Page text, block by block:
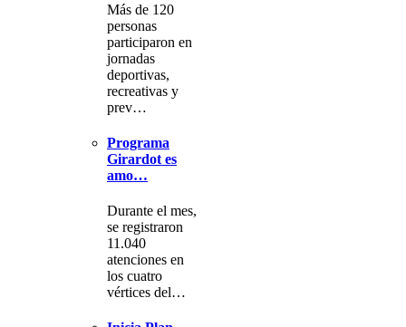
Más de 120
personas
participaron en
jornadas
deportivas,
recreativas y
prev…
Programa
Girardot es
amo…
Durante el mes,
se registraron
11.040
atenciones en
los cuatro
vértices del…